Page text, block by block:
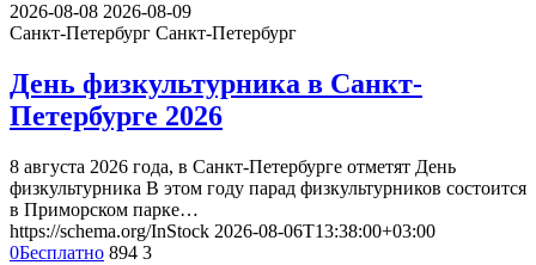
2026-08-08 2026-08-09
Санкт-Петербург Санкт-Петербург
День физкультурника в Санкт-
Петербурге 2026
8 августа 2026 года, в Санкт-Петербурге отметят День
физкультурника В этом году парад физкультурников состоится
в Приморском парке…
https://schema.org/InStock 2026-08-06T13:38:00+03:00
0Бесплатно 894 3